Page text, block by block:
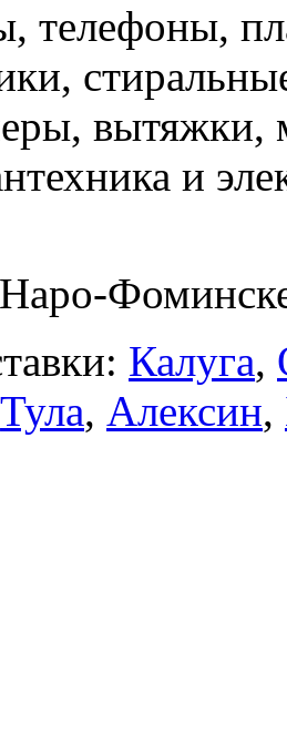
телефоны,
вытяжки,
и
Калуга,
Тула, Алексин,